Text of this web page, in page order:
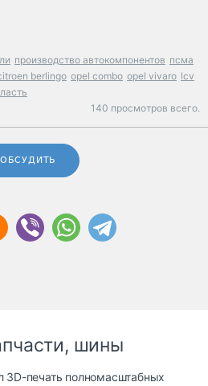
производство автокомпонентов псма
berlingo opel combo opel vivaro lcv
140 просмотров всего.
ОБСУДИТЬ
шины
3D-печать полномасштабных